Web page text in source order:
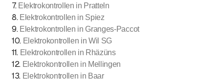
7. Elektrokontrollen in Pratteln
8. Elektrokontrollen in Spiez
9. Elektrokontrollen in Granges-Paccot
10. Elektrokontrollen in Wil SG
11. Elektrokontrollen in Rhäzüns
12. Elektrokontrollen in Mellingen
13. Elektrokontrollen in Baar